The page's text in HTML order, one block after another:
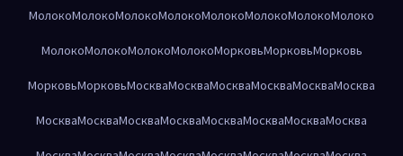
МолокоМолокоМолокоМолокоМолокоМолокоМолокоМолоко
МолокоМолокоМолокоМолокоМорковьМорковьМорковь
МорковьМорковьМоскваМоскваМоскваМоскваМоскваМосква
МоскваМоскваМоскваМоскваМоскваМоскваМоскваМосква